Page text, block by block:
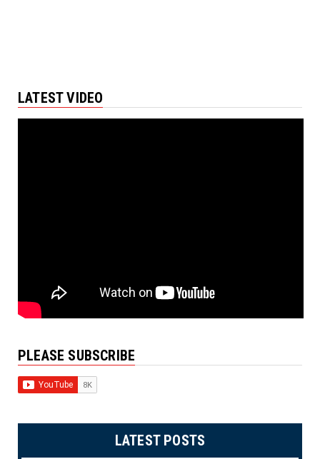
LATEST VIDEO
PLEASE SUBSCRIBE
LATEST POSTS